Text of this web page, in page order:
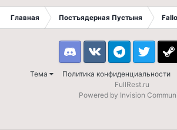
Главная Постъядерная Пустыня
Тема Политика конфиденциальности
DiscordVK TelegramTwitter
FullRest.ru
Powered by Invision